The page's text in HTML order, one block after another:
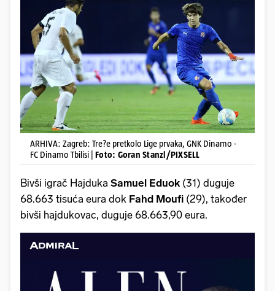
ARHIVA: Zagreb: Tre?e pretkolo Lige prvaka, GNK Dinamo -
FC Dinamo Tbilisi | Foto: Goran Stanzl/PIXSELL
Bivši igrač Hajduka Samuel Eduok (31) duguje
68.663 tisuća eura dok Fahd Moufi (29), također
bivši hajdukovac, duguje 68.663,90 eura.